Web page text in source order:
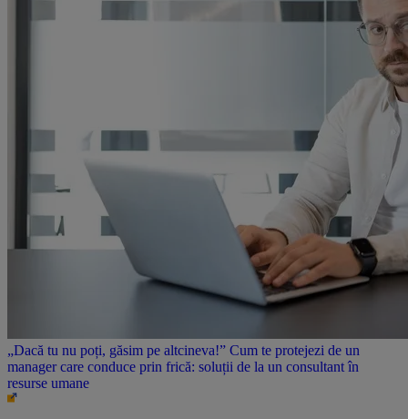
„Dacă tu nu poți, găsim pe altcineva!” Cum te protejezi de un
manager care conduce prin frică: soluții de la un consultant în
resurse umane